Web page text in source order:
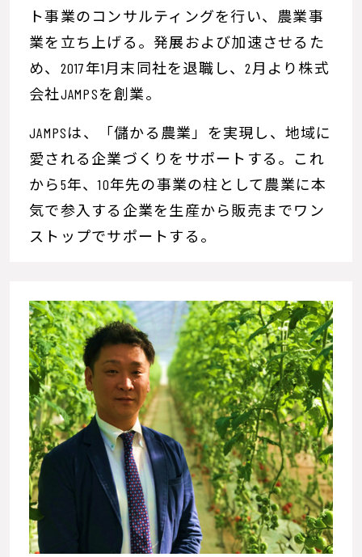
ト事業のコンサルティングを行い、農業事
業を立ち上げる。発展および加速させるた
め、2017年1月末同社を退職し、2月より株式
会社JAMPSを創業。
JAMPSは、「儲かる農業」を実現し、地域に
愛される企業づくりをサポートする。これ
から5年、10年先の事業の柱として農業に本
気で参入する企業を生産から販売までワン
ストップでサポートする。